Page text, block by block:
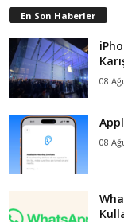
En Son Haberler
08
08